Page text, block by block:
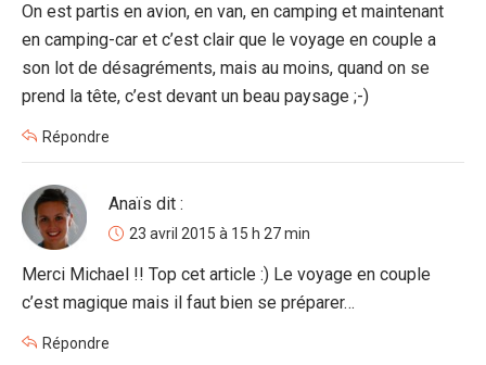
On est partis en avion, en van, en camping et maintenant
en camping-car et c’est clair que le voyage en couple a
son lot de désagréments, mais au moins, quand on se
prend la tête, c’est devant un beau paysage ;-)
Répondre
Anaïs dit :
23 avril 2015 à 15 h 27 min
Merci Michael !! Top cet article :) Le voyage en couple
c’est magique mais il faut bien se préparer…
Répondre